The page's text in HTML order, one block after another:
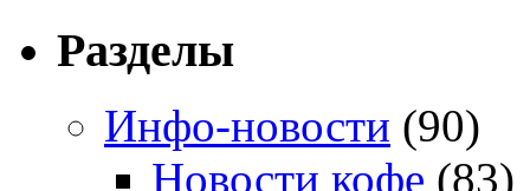
Разделы
Инфо-новости (90)
Новости кофе (83)